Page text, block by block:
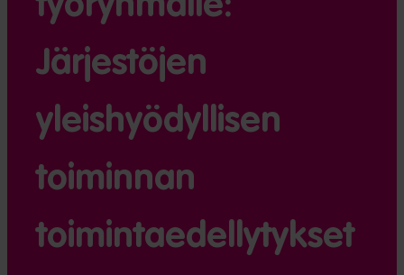
Järjestöjen
yleishyödyllisen
toiminnan
toimintaedellytykset